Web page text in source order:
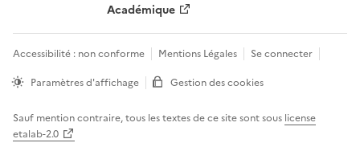
Académique
Accessibilité : non conforme Mentions Légales
Se connecter
Paramètres d'affichage
Gestion des cookies
Sauf mention contraire, tous les textes de ce site sont sous license
etalab-2.0